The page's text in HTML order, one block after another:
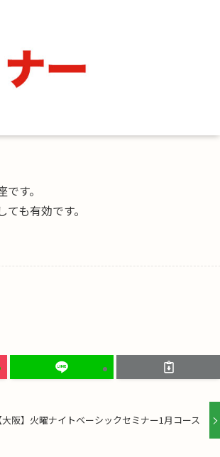
す。
も有効です。
大阪】火曜ナイトベーシックセミナー1月コース